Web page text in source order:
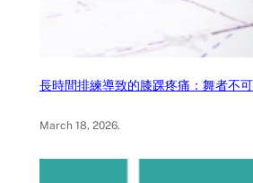
長時間排練導致的膝踝疼痛：舞者不
March 18, 2026.